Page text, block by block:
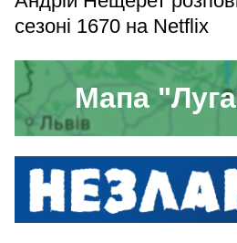
сезоні 1670 на Netflix
Мапа